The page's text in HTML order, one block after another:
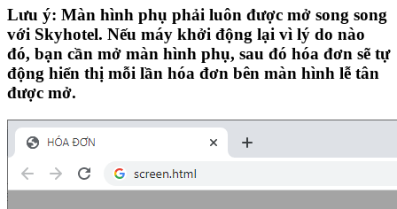
Lưu ý: Màn hình phụ phải luôn được mở song song
với Skyhotel. Nếu máy khởi động lại vì lý do nào
đó, bạn cần mở màn hình phụ, sau đó hóa đơn sẽ tự
động hiển thị mỗi lần hóa đơn bên màn hình lễ tân
được mở.